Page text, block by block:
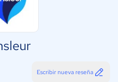
Escribir nueva reseña